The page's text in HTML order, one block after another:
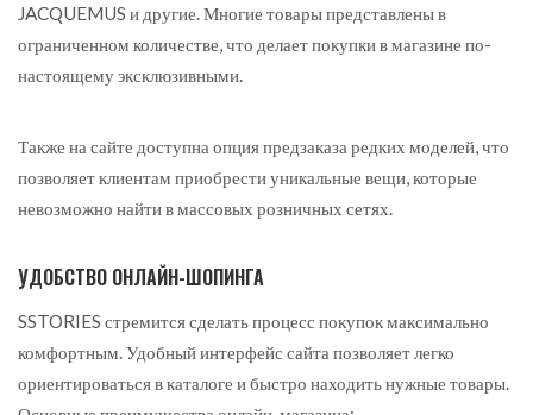
JACQUEMUS и другие. Многие товары представлены в
ограниченном количестве, что делает покупки в магазине по-
настоящему эксклюзивными.
Также на сайте доступна опция предзаказа редких моделей, что
позволяет клиентам приобрести уникальные вещи, которые
невозможно найти в массовых розничных сетях.
УДОБСТВО ОНЛАЙН-ШОПИНГА
SSTORIES стремится сделать процесс покупок максимально
комфортным. Удобный интерфейс сайта позволяет легко
ориентироваться в каталоге и быстро находить нужные товары.